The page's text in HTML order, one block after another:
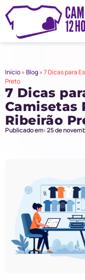
Início»Blog»7 Dicas para
Preto
7 Dicas
Camisetas
Ribeirão
Publicado em: 25 de